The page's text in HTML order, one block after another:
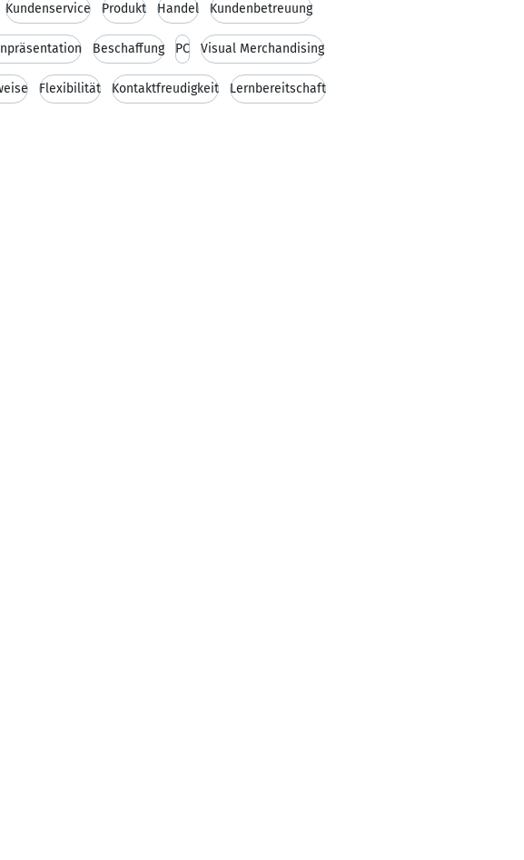
Kundenservice Produkt Handel Kundenbetreuung
Beschaffung PC Visual Merchandising
Flexibilität Kontaktfreudigkeit Lernbereitschaft